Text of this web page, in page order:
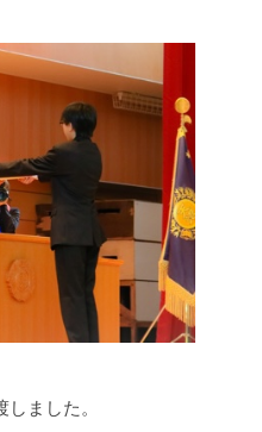
ました。